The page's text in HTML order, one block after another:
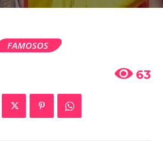
FAMOSOS
63